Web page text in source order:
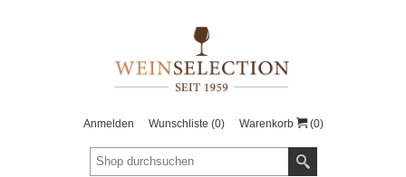
Anmelden Wunschliste (0) Warenkorb (0)